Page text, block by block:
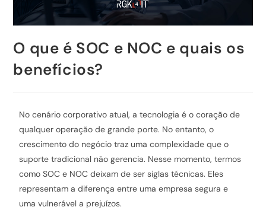
O que é SOC e NOC e quais os
benefícios?
No cenário corporativo atual, a tecnologia é o coração de
qualquer operação de grande porte. No entanto, o
crescimento do negócio traz uma complexidade que o
suporte tradicional não gerencia. Nesse momento, termos
como SOC e NOC deixam de ser siglas técnicas. Eles
representam a diferença entre uma empresa segura e
uma vulnerável a prejuízos.